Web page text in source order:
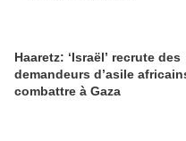
Haaretz: ‘Israël’ recrute des
demandeurs d’asile
combattre à Gaza